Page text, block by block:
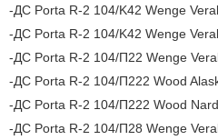
ДС Porta R-2 104/K42 Wenge
ДС Porta R-2 104/K42 Wenge
ДС Porta R-2 104/П22 Wenge
ДС Porta R-2 104/П222 Wood
ДС Porta R-2 104/П222 Wood
ДС Porta R-2 104/П28 Wenge